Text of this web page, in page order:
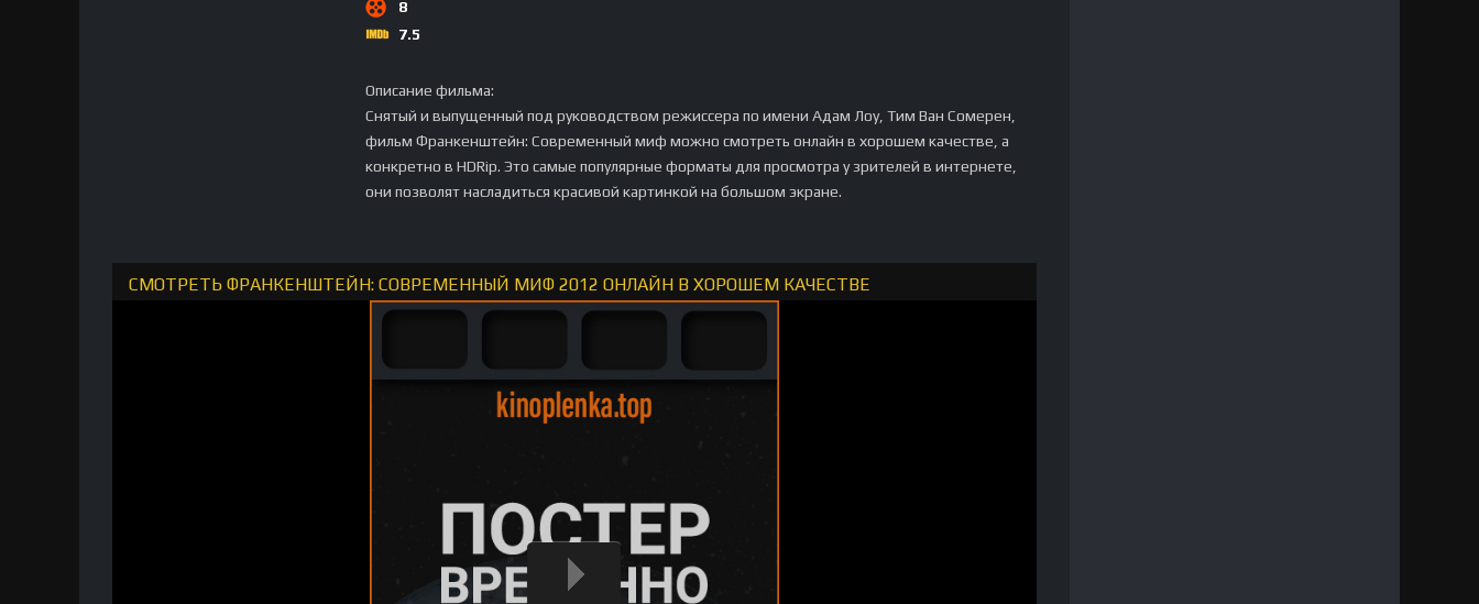
8
7.5
Описание фильма:
Снятый и выпущенный под руководством режиссера по имени Адам Лоу, Тим Ван Сомерен,
фильм Франкенштейн: Современный миф можно смотреть онлайн в хорошем качестве, а
конкретно в HDRip. Это самые популярные форматы для просмотра у зрителей в интернете,
они позволят насладиться красивой картинкой на большом экране.
СМОТРЕТЬ ФРАНКЕНШТЕЙН: СОВРЕМЕННЫЙ МИФ 2012 ОНЛАЙН В ХОРОШЕМ КАЧЕСТВЕ